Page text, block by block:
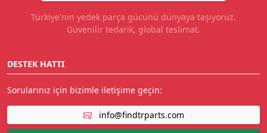
Türkiye'nin yedek parça gücünü dünyaya taşıyoruz.
Güvenilir tedarik, global teslimat.
DESTEK HATTI
Sorularınız için bizimle iletişime geçin:
info@findtrparts.com